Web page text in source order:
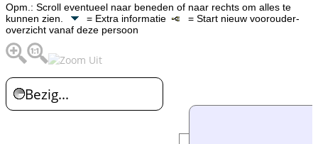
Opm.: Scroll eventueel naar beneden of naar rechts om alles te
kunnen zien.
= Extra informatie
= Start nieuw voorouder-
overzicht vanaf deze persoon
Bezig...